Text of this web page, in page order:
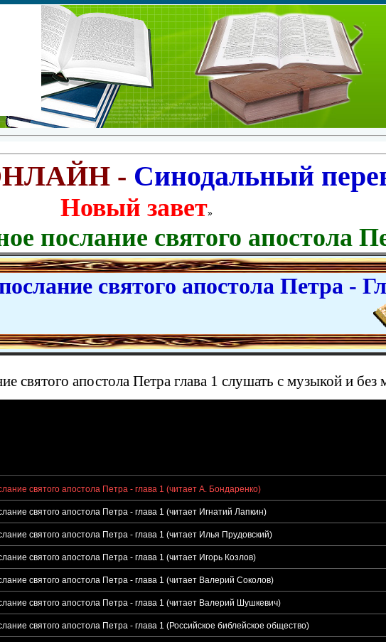
- Синодальный
Новый завет»
послание святого апостола
святого апостола Петра -
святого апостола Петра глава 1 слушать с музыкой и без
святого апостола Петра - глава 1 (читает А. Бондаренко)
святого апостола Петра - глава 1 (читает Игнатий Лапкин)
святого апостола Петра - глава 1 (читает Илья Прудовский)
святого апостола Петра - глава 1 (читает Игорь Козлов)
святого апостола Петра - глава 1 (читает Валерий Соколов)
святого апостола Петра - глава 1 (читает Валерий Шушкевич)
святого апостола Петра - глава 1 (Российское библейское общество)